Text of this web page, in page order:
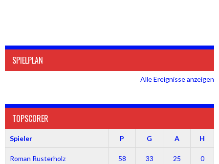
SPIELPLAN
Alle Ereignisse anzeigen
TOPSCORER
Spieler P G A H
Roman Rusterholz 58 33 25 0